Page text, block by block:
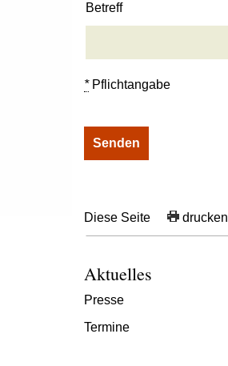
Betreff
*Pflichtangabe
Diese Seite drucken
Aktuelles
Presse
Termine